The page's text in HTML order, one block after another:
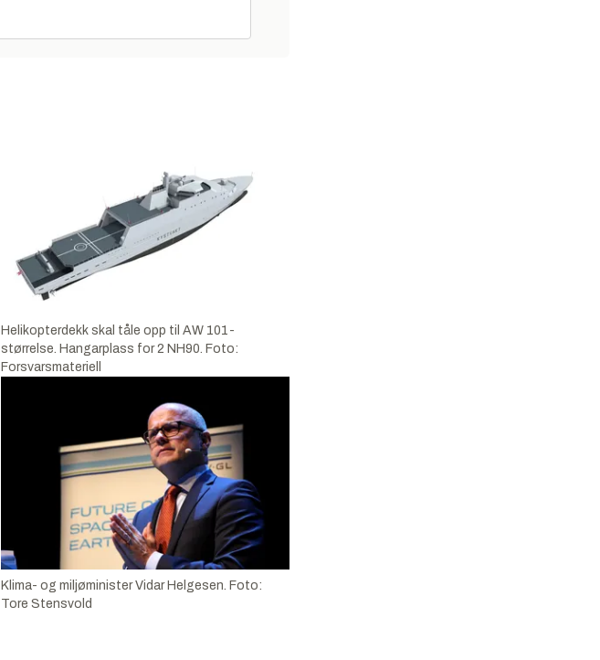
Helikopterdekk skal tåle opp til AW 101-
størrelse. Hangarplass for 2 NH90. Foto:
Forsvarsmateriell
Klima- og miljøminister Vidar Helgesen. Foto:
Tore Stensvold